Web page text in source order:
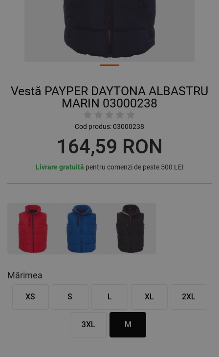
Vestă PAYPER DAYTONA ALBASTRU
MARIN 03000238
Cod produs:03000238
164,59 RON
Livrare gratuită pentru comenzi de peste 500 LEI
Mărimea
XS S L XL 2XL
3XL M